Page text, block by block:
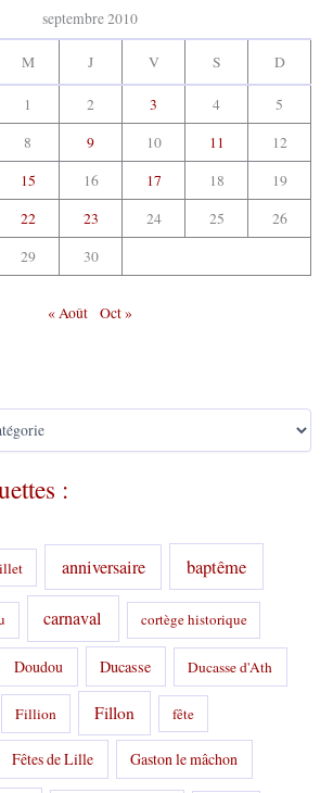
septembre 2010
M J V S D
1 2 3 4
5
8 9 10 11
12
15 16 17 18
19
22 23 24 25
26
29 30
« Août Oct »
:
anniversaire baptême
carnaval cortège historique
Doudou Ducasse Ducasse d'Ath
Fillion Fillon fête
Fêtes de Lille Gaston le mâchon